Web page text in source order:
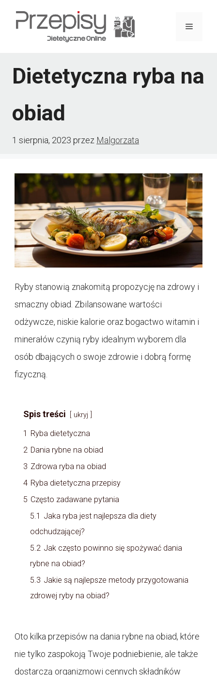
Menu
Dietetyczna ryba na
obiad
1 sierpnia, 2023 przez Malgorzata
Ryby stanowią znakomitą propozycję na zdrowy i
smaczny obiad. Zbilansowane wartości
odżywcze, niskie kalorie oraz bogactwo witamin i
minerałów czynią ryby idealnym wyborem dla
osób dbających o swoje zdrowie i dobrą formę
fizyczną.
Spis treści ukryj
1 Ryba dietetyczna
2 Dania rybne na obiad
3 Zdrowa ryba na obiad
4 Ryba dietetyczna przepisy
5 Często zadawane pytania
5.1 Jaka ryba jest najlepsza dla diety
odchudzającej?
5.2 Jak często powinno się spożywać dania
rybne na obiad?
5.3 Jakie są najlepsze metody przygotowania
zdrowej ryby na obiad?
Oto kilka przepisów na dania rybne na obiad, które
nie tylko zaspokoją Twoje podniebienie, ale także
dostarczą organizmowi cennych składników